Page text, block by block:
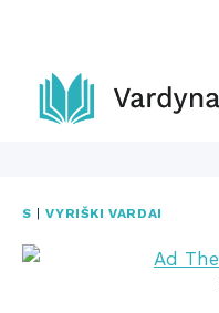
content
S |VYRIŠKI VARDAI